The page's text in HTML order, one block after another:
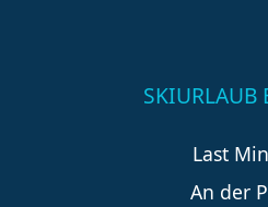
SKIURLAUB
Last
An der